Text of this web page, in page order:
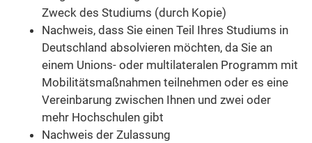
Zweck des Studiums (durch Kopie)
Nachweis, dass Sie einen Teil Ihres Studiums in
Deutschland absolvieren möchten, da Sie an
einem Unions- oder multilateralen Programm mit
Mobilitätsmaßnahmen teilnehmen oder es eine
Vereinbarung zwischen Ihnen und zwei oder
mehr Hochschulen gibt
Nachweis der Zulassung